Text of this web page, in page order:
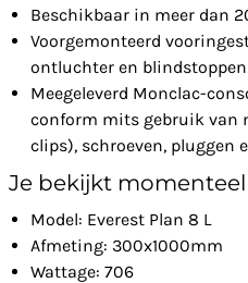
Beschikbaar in meer dan
Voorgemonteerd
ontluchter en blindstoppen
Meegeleverd Monclac-
conform mits gebruik van
clips), schroeven, pluggen
Je bekijkt
Model: Everest Plan 8 L
Afmeting: 300x1000mm
Wattage: 706